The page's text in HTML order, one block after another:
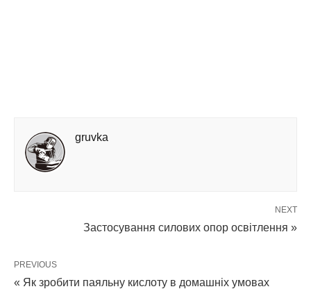
gruvka
NEXT
Застосування силових опор освітлення »
PREVIOUS
« Як зробити паяльну кислоту в домашніх умовах